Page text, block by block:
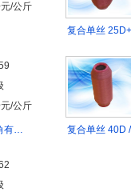
/公斤
复合单丝
/公斤
有… 复合单丝 40D